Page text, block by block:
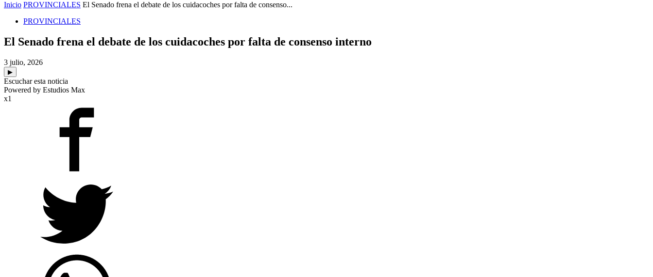
Inicio PROVINCIALES El Senado frena el debate de los cuidacoches por falta de consenso...
PROVINCIALES
El Senado frena el debate de los cuidacoches por falta de consenso interno
3 julio, 2026
▶
Escuchar esta noticia
Powered by Estudios Max
x1